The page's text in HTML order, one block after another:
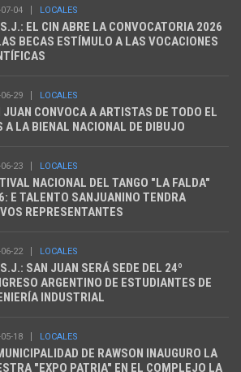
04 LOCALES
EL CIN ABRE LA CONVOCATORIA 2026
BECAS ESTÍMULO A LAS VOCACIONES
29 LOCALES
JUAN CONVOCA A ARTISTAS DE TODO EL
A LA BIENAL NACIONAL DE DIBUJO
23 LOCALES
NACIONAL DEL TANGO "LA FALDA"
E TALENTO SANJUANINO TENDRA
REPRESENTANTES
22 LOCALES
SAN JUAN SERÁ SEDE DEL 24º
ARGENTINO DE ESTUDIANTES DE
INDUSTRIAL
18 LOCALES
DE RAWSON INAUGURO LA
"EXPO PATRIA" EN EL COMPLEJO LA